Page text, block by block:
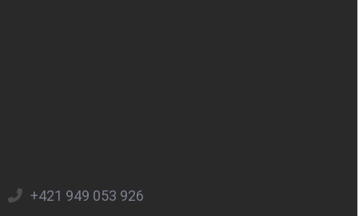
+421 949 053 926